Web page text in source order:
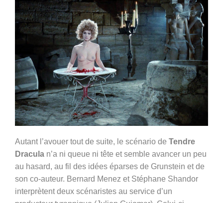
Autant l’avouer tout de suite, le scénario de Tendre
Dracula n’a ni queue ni tête et semble avancer un peu
au hasard, au fil des idées éparses de Grunstein et de
son co-auteur. Bernard Menez et Stéphane Shandor
interprètent deux scénaristes au service d’un